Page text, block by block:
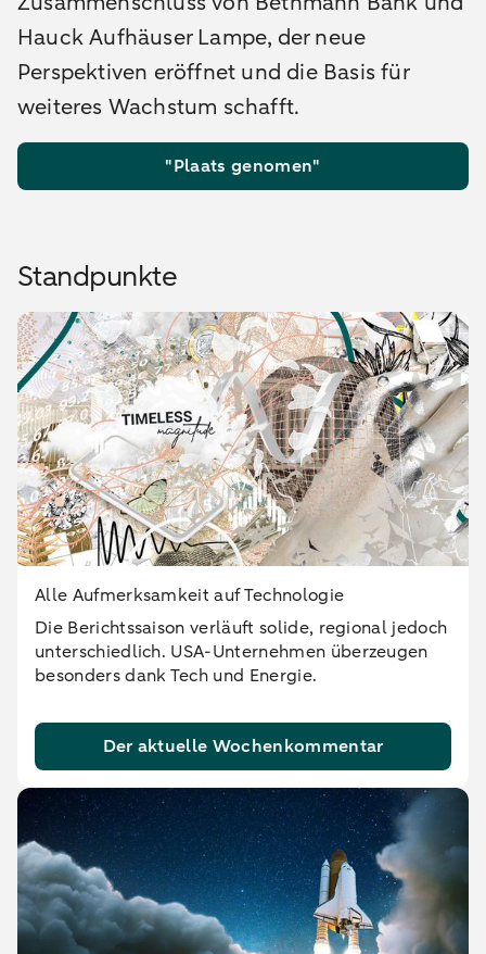
Hauck Aufhäuser Lampe, der neue
Perspektiven eröffnet und die Basis für
weiteres Wachstum schafft.
"Plaats genomen"
Standpunkte
Alle Aufmerksamkeit auf Technologie
Die Berichtssaison verläuft solide, regional jedoch
unterschiedlich. USA-Unternehmen überzeugen
besonders dank Tech und Energie.
Der aktuelle Wochenkommentar